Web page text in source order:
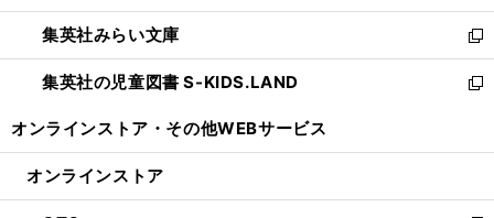
開
く
ウ
で
開
く
ン
ド
ウ
で
ウ
ィ
ン
ド
開
集英社みらい文庫
新
し
い
ン
ウ
集英社の児童図書 S-KIDS.LAND
新
ウ
ン
オンラインストア・ その他WEBサービス
オンラインストア